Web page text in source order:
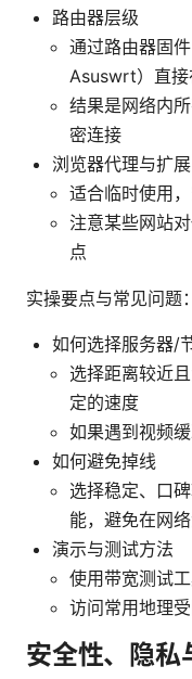
路由器层级
通过路由器固
Asuswrt）直
结果是网络内
密连接
浏览器代理与扩展
适合临时使用
注意某些网站
点
实操要点与常见问题：
如何选择服务器/
选择距离较近
定的速度
如果遇到视频
如何避免掉线
选择稳定、口
能，避免在网
演示与测试方法
使用带宽测试
访问常用地理
安全性、隐私